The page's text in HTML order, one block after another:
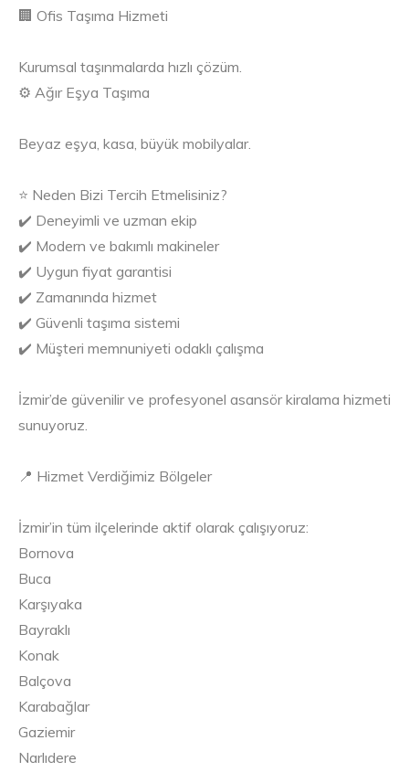
🏢 Ofis Taşıma Hizmeti
Kurumsal taşınmalarda hızlı çözüm.
⚙️ Ağır Eşya Taşıma
Beyaz eşya, kasa, büyük mobilyalar.
⭐ Neden Bizi Tercih Etmelisiniz?
✔️ Deneyimli ve uzman ekip
✔️ Modern ve bakımlı makineler
✔️ Uygun fiyat garantisi
✔️ Zamanında hizmet
✔️ Güvenli taşıma sistemi
✔️ Müşteri memnuniyeti odaklı çalışma
İzmir’de güvenilir ve profesyonel asansör kiralama hizmeti
sunuyoruz.
📍 Hizmet Verdiğimiz Bölgeler
İzmir’in tüm ilçelerinde aktif olarak çalışıyoruz:
Bornova
Buca
Karşıyaka
Bayraklı
Konak
Balçova
Karabağlar
Gaziemir
Narlıdere